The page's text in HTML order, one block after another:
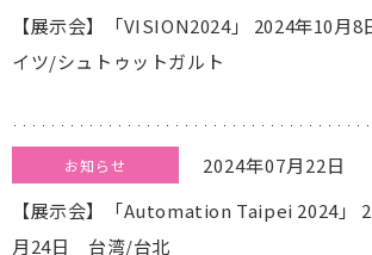
【展示会】「VISION2024」 2024年10月
イツ/シュトゥットガルト
2024年07月22日
お知らせ
【展示会】「Automation Taipei 2024」
月24日 台湾/台北